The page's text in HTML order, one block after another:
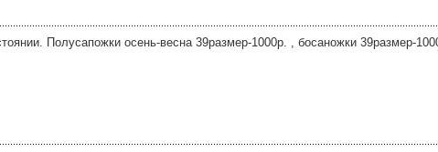
Полусапожки осень-весна 39размер-1000р. , босаножки 39размер-